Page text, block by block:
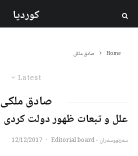
کوردیا
Home صادق ملکی
Latest
صادق ملکی
علل و تبعات ظهور دولت کردی
سەرنووسەران - Editorial board ·
12/12/2017